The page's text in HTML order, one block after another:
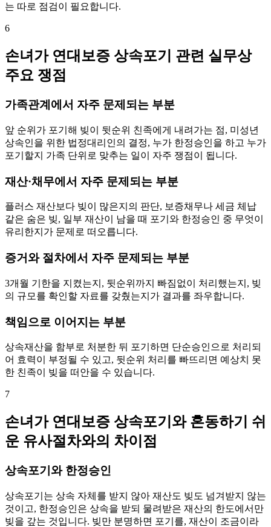
는 따로 점검이 필요합니다.
6
손녀가 연대보증 상속포기 관련 실무상
주요 쟁점
가족관계에서 자주 문제되는 부분
앞 순위가 포기해 빚이 뒷순위 친족에게 내려가는 점, 미성년
상속인을 위한 법정대리인의 결정, 누가 한정승인을 하고 누가
포기할지 가족 단위로 맞추는 일이 자주 쟁점이 됩니다.
재산·채무에서 자주 문제되는 부분
플러스 재산보다 빚이 많은지의 판단, 보증채무나 세금 체납
같은 숨은 빚, 일부 재산이 남을 때 포기와 한정승인 중 무엇이
유리한지가 문제로 떠오릅니다.
증거와 절차에서 자주 문제되는 부분
3개월 기한을 지켰는지, 뒷순위까지 빠짐없이 처리했는지, 빚
의 규모를 확인할 자료를 갖췄는지가 결과를 좌우합니다.
책임으로 이어지는 부분
상속재산을 함부로 처분한 뒤 포기하면 단순승인으로 처리되
어 효력이 부정될 수 있고, 뒷순위 처리를 빠뜨리면 예상치 못
한 친족이 빚을 떠안을 수 있습니다.
7
손녀가 연대보증 상속포기와 혼동하기 쉬
운 유사절차와의 차이점
상속포기와 한정승인
상속포기는 상속 자체를 받지 않아 재산도 빚도 넘겨받지 않는
것이고, 한정승인은 상속을 받되 물려받은 재산의 한도에서만
빚을 갚는 것입니다. 빚만 분명하면 포기를, 재산이 조금이라